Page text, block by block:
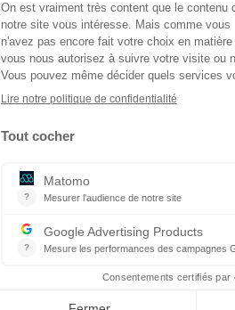
au
de
de sortie
daté et signé